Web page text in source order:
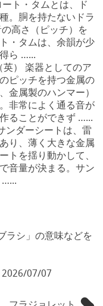
ト・タムとは、ド
。胴を持たないドラ
高さ（ピッチ）を
・タムは、余韻が少
ら …...
英） 楽器としてのア
ピッチを持つ金属の
金属製のハンマー）
非常によく通る音が
ることができず …...
ンダーシートは、雷
り、薄く大きな金属
トを揺り動かして、
音量が決まる。サン
…...
ラシ」の意味などを
2026/07/07